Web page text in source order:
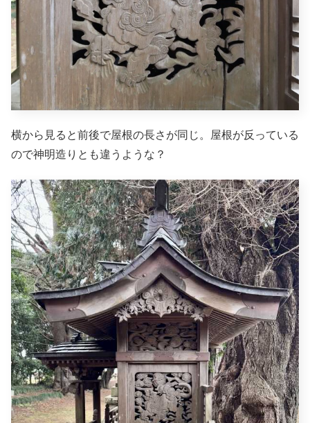
横から見ると前後で屋根の長さが同じ。屋根が反っている
ので神明造りとも違うような？